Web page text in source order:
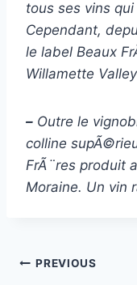
tous ses vins
Cependant,
le label Beaux
Willamette
– Outre le
colline
FrÃ¨res produit
Moraine. Un vin
Post
PREVIOUS